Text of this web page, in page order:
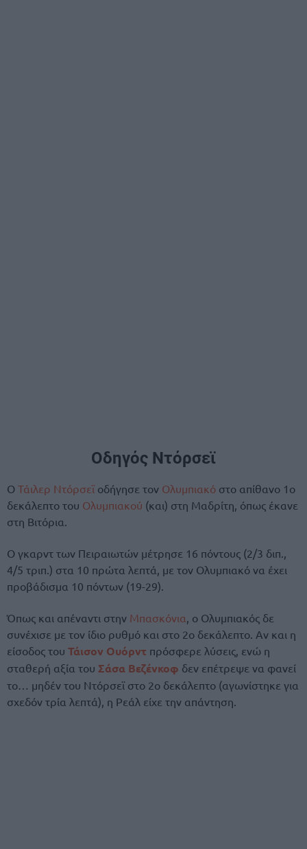
Οδηγός Ντόρσεϊ
Ο Τάιλερ Ντόρσεϊ οδήγησε τον Ολυμπιακό στο απίθανο 1ο
δεκάλεπτο του Ολυμπιακού (και) στη Μαδρίτη, όπως έκανε
στη Βιτόρια.
Ο γκαρντ των Πειραιωτών μέτρησε 16 πόντους (2/3 διπ.,
4/5 τριπ.) στα 10 πρώτα λεπτά, με τον Ολυμπιακό να έχει
προβάδισμα 10 πόντων (19-29).
Όπως και απέναντι στην Μπασκόνια, ο Ολυμπιακός δε
συνέχισε με τον ίδιο ρυθμό και στο 2ο δεκάλεπτο. Αν και η
είσοδος του Τάισον Ουόρντ πρόσφερε λύσεις, ενώ η
σταθερή αξία του Σάσα Βεζένκοφ δεν επέτρεψε να φανεί
το… μηδέν του Ντόρσεϊ στο 2ο δεκάλεπτο (αγωνίστηκε για
σχεδόν τρία λεπτά), η Ρεάλ είχε την απάντηση.